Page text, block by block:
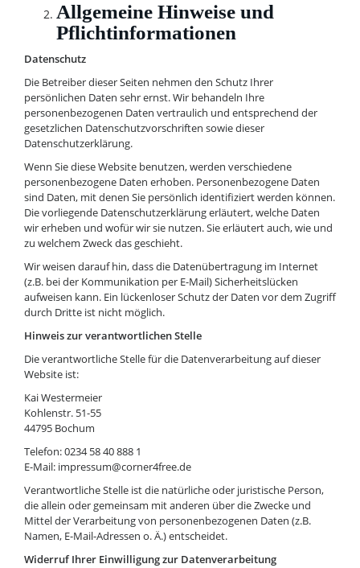
Allgemeine Hinweise und
Pflichtinformationen
Datenschutz
Die Betreiber dieser Seiten nehmen den Schutz Ihrer
persönlichen Daten sehr ernst. Wir behandeln Ihre
personenbezogenen Daten vertraulich und entsprechend der
gesetzlichen Datenschutzvorschriften sowie dieser
Datenschutzerklärung.
Wenn Sie diese Website benutzen, werden verschiedene
personenbezogene Daten erhoben. Personenbezogene Daten
sind Daten, mit denen Sie persönlich identifiziert werden können.
Die vorliegende Datenschutzerklärung erläutert, welche Daten
wir erheben und wofür wir sie nutzen. Sie erläutert auch, wie und
zu welchem Zweck das geschieht.
Wir weisen darauf hin, dass die Datenübertragung im Internet
(z.B. bei der Kommunikation per E-Mail) Sicherheitslücken
aufweisen kann. Ein lückenloser Schutz der Daten vor dem Zugriff
durch Dritte ist nicht möglich.
Hinweis zur verantwortlichen Stelle
Die verantwortliche Stelle für die Datenverarbeitung auf dieser
Website ist:
Kai Westermeier
Kohlenstr. 51-55
44795 Bochum
Telefon: 0234 58 40 888 1
E-Mail: impressum@corner4free.de
Verantwortliche Stelle ist die natürliche oder juristische Person,
die allein oder gemeinsam mit anderen über die Zwecke und
Mittel der Verarbeitung von personenbezogenen Daten (z.B.
Namen, E-Mail-Adressen o. Ä.) entscheidet.
Widerruf Ihrer Einwilligung zur Datenverarbeitung